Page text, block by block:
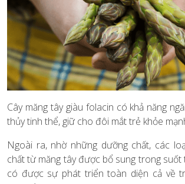
Cây măng tây giàu folacin có khả năng
thủy tinh thể, giữ cho đôi mắt trẻ khỏe
Ngoài ra, nhờ những dưỡng chất, các
chất từ măng tây được bổ sung trong suốt
có được sự phát triển toàn diện cả về